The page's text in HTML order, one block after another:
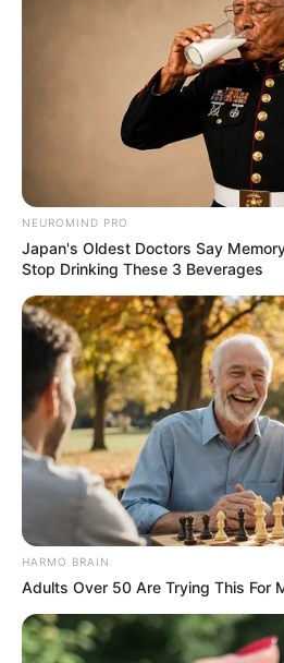
10 Foods That Instantly
Top 9 Most Controversial 'Late
BRAINBERRIES
What Happened To The Blue
Them Now
NEUROMIND PRO
Japan's Oldest Doctors Say
Stop Drinking These 3 Beverages
HARMO BRAIN
Adults Over 50 Are Trying This For